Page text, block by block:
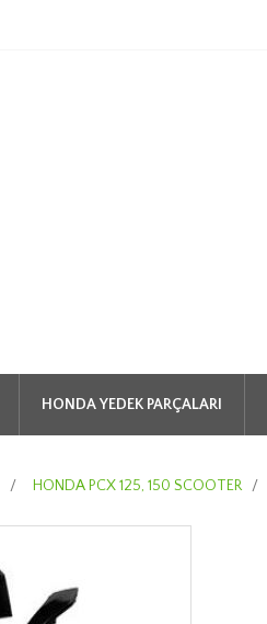
HONDA YEDEK PARÇALARI
/ HONDA PCX 125, 150 SCOOTER /